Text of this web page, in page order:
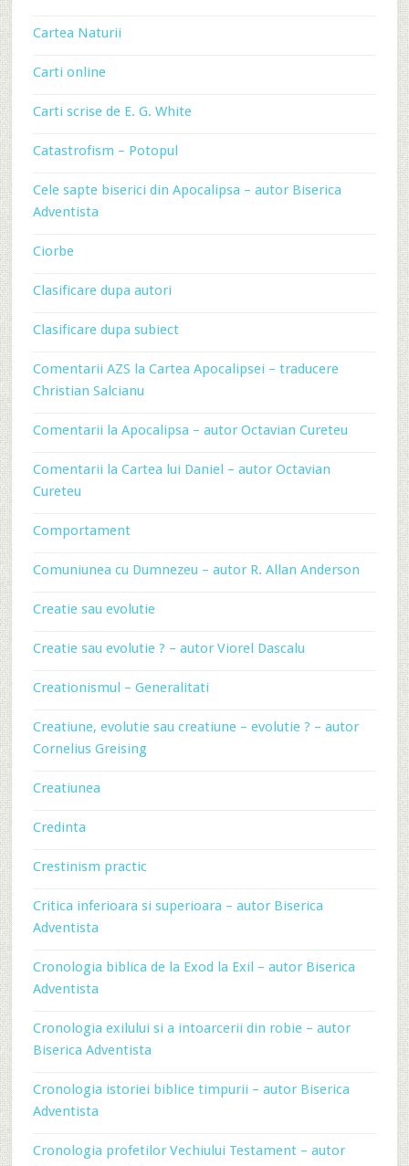
Cartea Naturii
Carti online
Carti scrise de E. G. White
Catastrofism – Potopul
Cele sapte biserici din Apocalipsa – autor Biserica
Adventista
Ciorbe
Clasificare dupa autori
Clasificare dupa subiect
Comentarii AZS la Cartea Apocalipsei – traducere
Christian Salcianu
Comentarii la Apocalipsa – autor Octavian Cureteu
Comentarii la Cartea lui Daniel – autor Octavian
Cureteu
Comportament
Comuniunea cu Dumnezeu – autor R. Allan Anderson
Creatie sau evolutie
Creatie sau evolutie ? – autor Viorel Dascalu
Creationismul – Generalitati
Creatiune, evolutie sau creatiune – evolutie ? – autor
Cornelius Greising
Creatiunea
Credinta
Crestinism practic
Critica inferioara si superioara – autor Biserica
Adventista
Cronologia biblica de la Exod la Exil – autor Biserica
Adventista
Cronologia exilului si a intoarcerii din robie – autor
Biserica Adventista
Cronologia istoriei biblice timpurii – autor Biserica
Adventista
Cronologia profetilor Vechiului Testament – autor